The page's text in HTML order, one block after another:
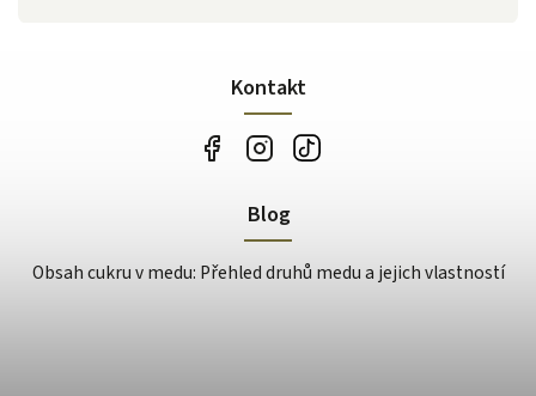
Kontakt
Blog
Obsah cukru v medu: Přehled druhů medu a jejich vlastností